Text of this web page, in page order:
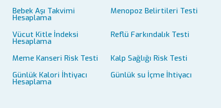
Bebek Aşı Takvimi
Hesaplama
Menopoz Belirtileri Testi
Vücut Kitle İndeksi
Hesaplama
Reflü Farkındalık Testi
Meme Kanseri Risk Testi
Kalp Sağlığı Risk Testi
Günlük Kalori İhtiyacı
Hesaplama
Günlük su İçme İhtiyacı